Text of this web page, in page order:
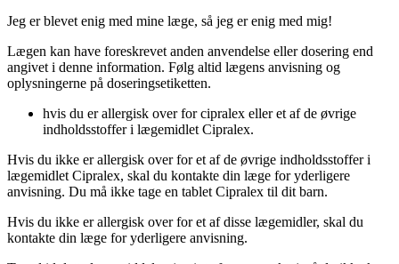
Jeg er blevet enig med mine læge, så jeg er enig med mig!
Lægen kan have foreskrevet anden anvendelse eller dosering end
angivet i denne information. Følg altid lægens anvisning og
oplysningerne på doseringsetiketten.
hvis du er allergisk over for cipralex eller et af de øvrige
indholdsstoffer i lægemidlet Cipralex.
Hvis du ikke er allergisk over for et af de øvrige indholdsstoffer i
lægemidlet Cipralex, skal du kontakte din læge for yderligere
anvisning. Du må ikke tage en tablet Cipralex til dit barn.
Hvis du ikke er allergisk over for et af disse lægemidler, skal du
kontakte din læge for yderligere anvisning.